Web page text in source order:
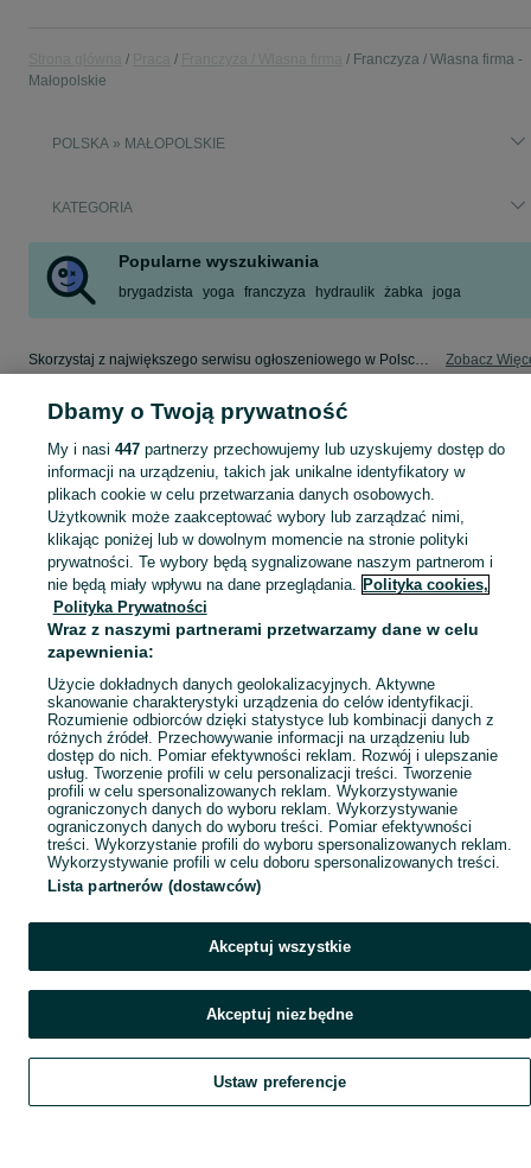
Franczyza / Własna firma -
Małopolskie
POLSKA » MAŁOPOLSKIE
KATEGORIA
Popularne wyszukiwania
brygadzista yoga franczyza hydraulik żabka joga
Skorzystaj z największego serwisu ogłoszeniowego w Polsce! Małopolskie kupuj lub sprzedawaj jeszcze wygodniej w kategorii Franczyza / Własna firma! Zobacz
Mapa kategorii
Mapa miejscowości
Mapa ministron
Popularne wyszukiwania
Szukaj Obserwujesz Dodaj Czat Konto
Dbamy o Twoją prywatność
My i nasi 447partnerzy przechowujemy lub uzyskujemy dostęp do
informacji na urządzeniu, takich jak unikalne identyfikatory w
plikach cookie w celu przetwarzania danych osobowych.
Użytkownik może zaakceptować wybory lub zarządzać nimi,
klikając poniżej lub w dowolnym momencie na stronie polityki
prywatności. Te wybory będą sygnalizowane naszym partnerom i
nie będą miały wpływu na dane przeglądania. Polityka cookies,
Polityka Prywatności
Wraz z naszymi partnerami przetwarzamy dane w celu
zapewnienia:
Użycie dokładnych danych geolokalizacyjnych. Aktywne
skanowanie charakterystyki urządzenia do celów identyfikacji.
Rozumienie odbiorców dzięki statystyce lub kombinacji danych z
różnych źródeł. Przechowywanie informacji na urządzeniu lub
dostęp do nich. Pomiar efektywności reklam. Rozwój i ulepszanie
usług. Tworzenie profili w celu personalizacji treści. Tworzenie
profili w celu spersonalizowanych reklam. Wykorzystywanie
ograniczonych danych do wyboru reklam. Wykorzystywanie
ograniczonych danych do wyboru treści. Pomiar efektywności
treści. Wykorzystanie profili do wyboru spersonalizowanych reklam.
Wykorzystywanie profili w celu doboru spersonalizowanych treści.
Lista partnerów (dostawców)
Akceptuj wszystkie
Akceptuj niezbędne
Ustaw preferencje